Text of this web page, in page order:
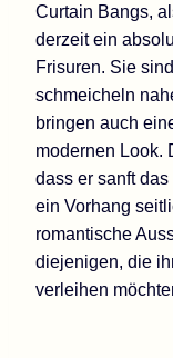
Curtain Bangs,
derzeit ein
Frisuren. Sie
schmeicheln
bringen auch
modernen Look.
dass er sanft
ein Vorhang
romantische
diejenigen, die
verleihen